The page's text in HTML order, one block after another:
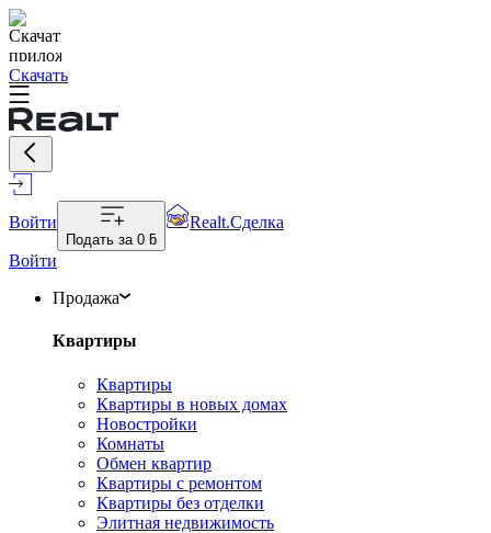
Скачать
Войти
Подать за 0 ƃ
Realt.Сделка
Войти
Продажа
Квартиры
Квартиры
Квартиры в новых домах
Новостройки
Комнаты
Обмен квартир
Квартиры с ремонтом
Квартиры без отделки
Элитная недвижимость